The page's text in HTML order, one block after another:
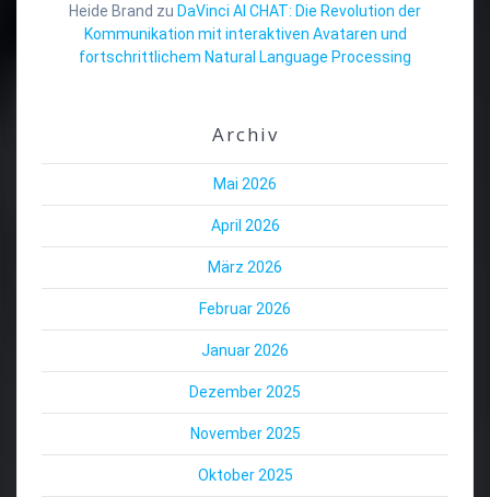
Heide Brand zu DaVinci AI CHAT: Die Revolution der
Kommunikation mit interaktiven Avataren und
fortschrittlichem Natural Language Processing
Archiv
Mai 2026
April 2026
März 2026
Februar 2026
Januar 2026
Dezember 2025
November 2025
Oktober 2025